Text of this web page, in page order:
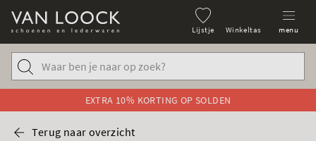
Lijstje Winkeltas menu
EXTRA 10% KORTING OP SOLDEN
Terug naar overzicht